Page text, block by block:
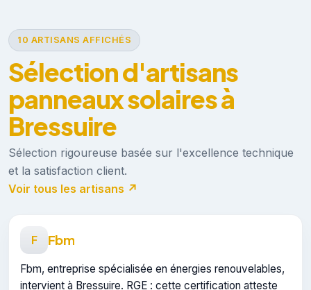
10 ARTISANS AFFICHÉS
Sélection d'artisans
panneaux solaires à
Bressuire
Sélection rigoureuse basée sur l'excellence technique
et la satisfaction client.
Voir tous les artisans ↗
F Fbm
Fbm, entreprise spécialisée en énergies renouvelables,
intervient à Bressuire. RGE : cette certification atteste